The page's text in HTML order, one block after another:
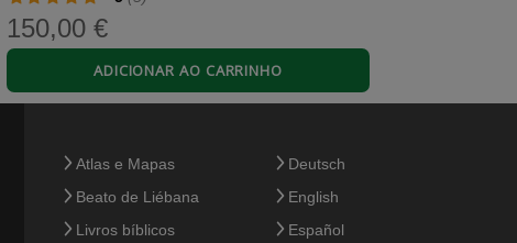
Francês
Comprar
Sanitatis is so beautiful and full of Medieval
150,00 €
ADICIONAR AO CARRINHO
Atlas e Mapas
Beato de Liébana
Livros bíblicos
Deutsch
English
Español